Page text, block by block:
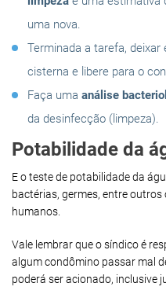
uma nova.
Terminada a tarefa,
cisterna e libere para o
Faça uma análise
da desinfecção (limpeza).
Potabilidade da
E o teste de potabilidade da
bactérias, germes, entre
humanos.
Vale lembrar que o síndico é
algum condômino passar mal
poderá ser acionado, inclusive